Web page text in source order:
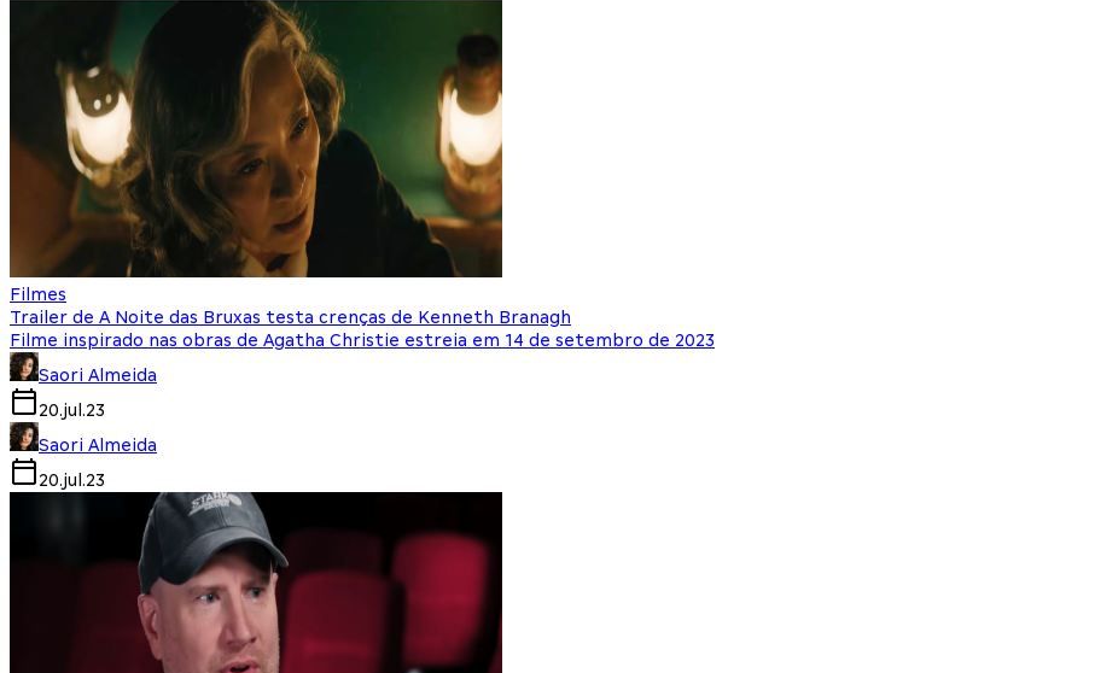
Filmes
Trailer de A Noite das Bruxas testa crenças de Kenneth Branagh
Filme inspirado nas obras de Agatha Christie estreia em 14 de setembro de 2023
Saori Almeida
20.jul.23
Saori Almeida
20.jul.23